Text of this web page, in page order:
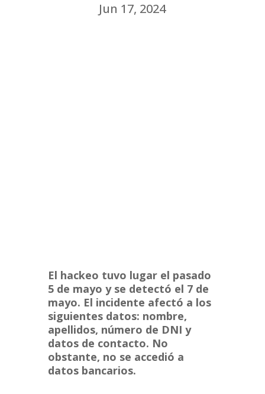
Jun 17, 2024
El hackeo tuvo lugar el pasado
5 de mayo y se detectó el 7 de
mayo. El incidente afectó a los
siguientes datos: nombre,
apellidos, número de DNI y
datos de contacto. No
obstante, no se accedió a
datos bancarios.